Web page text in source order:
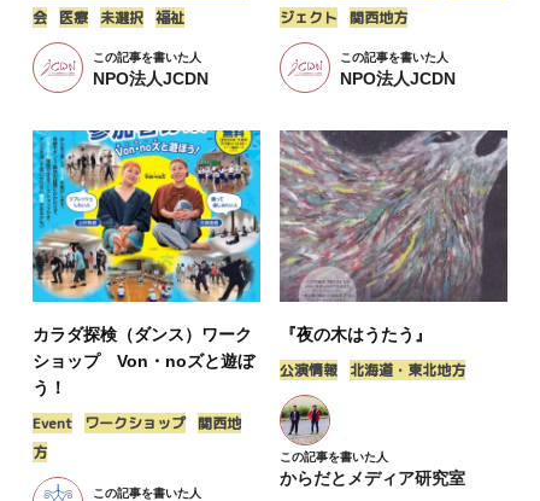
会
医療 未選択 福祉
この記事を書いた人
NPO法人JCDN
ジェクト
関西地方
この記事を書いた人
NPO法人JCDN
カラダ探検（ダンス）ワーク
ショップ Von・noズと遊ぼ
う！
Event ワークショップ 関西地
方
この記事を書いた人
『夜の木はうたう』
公演情報 北海道・東北地方
この記事を書いた人
からだとメディア研究室